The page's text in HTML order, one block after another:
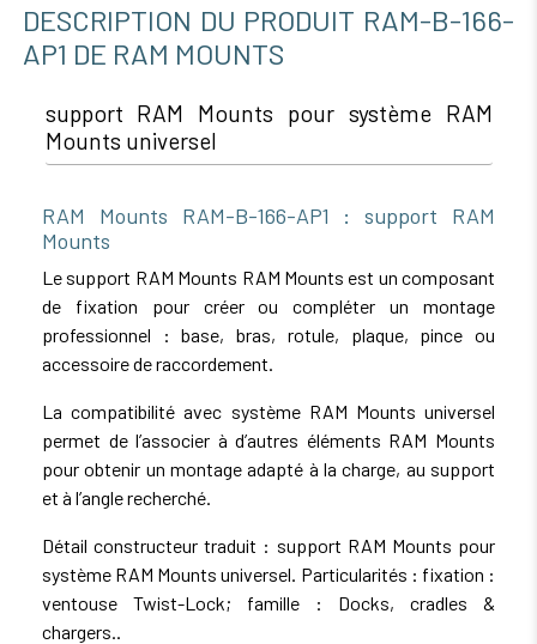
DESCRIPTION DU PRODUIT RAM-B-166-
AP1 DE RAM MOUNTS
support RAM Mounts pour système RAM
Mounts universel
RAM Mounts RAM-B-166-AP1 : support RAM
Mounts
Le support RAM Mounts RAM Mounts est un composant
de fixation pour créer ou compléter un montage
professionnel : base, bras, rotule, plaque, pince ou
accessoire de raccordement.
La compatibilité avec système RAM Mounts universel
permet de l’associer à d’autres éléments RAM Mounts
pour obtenir un montage adapté à la charge, au support
et à l’angle recherché.
Détail constructeur traduit : support RAM Mounts pour
système RAM Mounts universel. Particularités : fixation :
ventouse Twist-Lock; famille : Docks, cradles &
chargers..